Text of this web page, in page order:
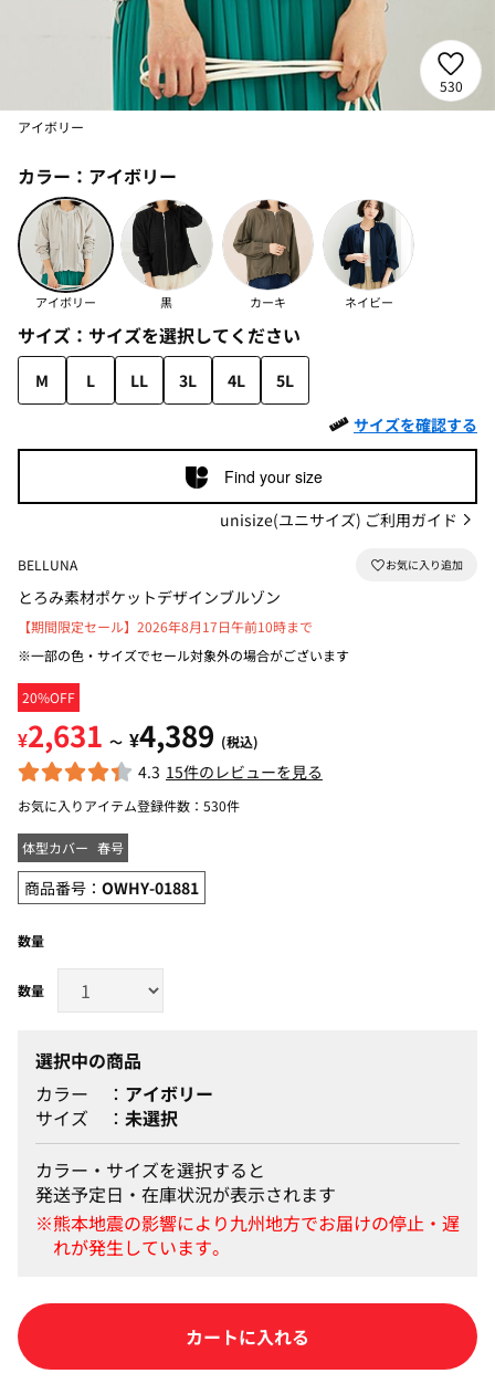
530
アイボリー
カラー： アイボリー
アイボリー 黒 カーキ ネイビー
サイズ： サイズを選択してください
M L LL 3L 4L
5L
サイズを確認する
Find your size
unisize(ユニサイズ) ご利用ガイド
BELLUNA
とろみ素材ポケットデザインブルゾン
20%OFF
【期間限定セール】2026年8月17日午前10時まで
※一部の色・サイズでセール対象外の場合がございます
¥2,631 ～ ¥4,389 (税込)
4.3 15件のレビューを見る
お気に入りアイテム登録件数： 530件
体型カバー 春号
商品番号： OWHY-01881
数量
選択中の商品
カラー
アイボリー
サイズ
未選択
カラー・サイズを選択すると
発送予定日・在庫状況が表示されます
カートに入れる